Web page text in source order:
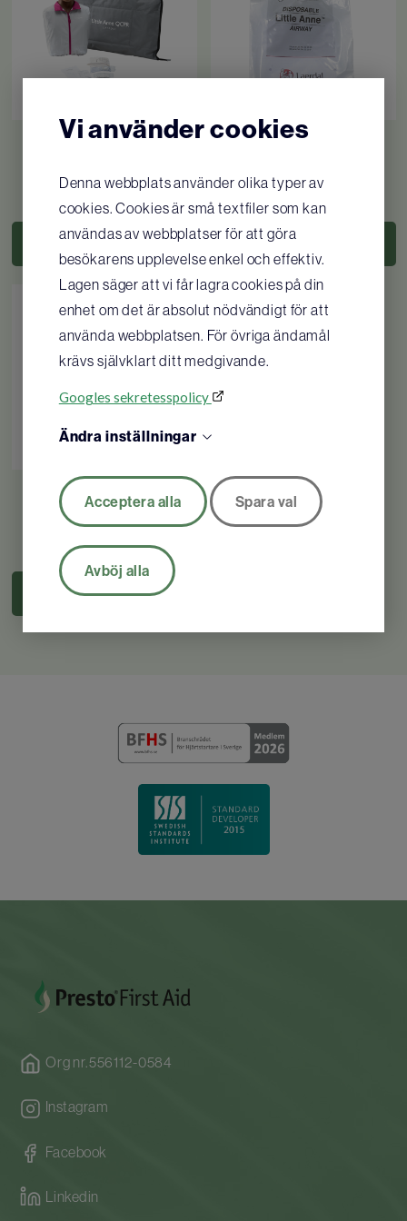
Vi använder cookies
Denna webbplats använder olika typer av
cookies. Cookies är små textfiler som kan
användas av webbplatser för att göra
besökarens upplevelse enkel och effektiv.
Lagen säger att vi får lagra cookies på din
enhet om det är absolut nödvändigt för att
använda webbplatsen. För övriga ändamål
krävs självklart ditt medgivande.
Googles sekretesspolicy
Ändra inställningar
Acceptera alla Spara val
Avböj alla
ger bättre resultat.
HLR-återkoppling i realtid
Med Little Anne QCPR kan en instruktör att
med appen Little Anne QCPR Instructor. Appen
och tydliggör vilka som kan behöva ytterligare
vägledning.
Instruktören och eleven kan direkt se att man ger
tillräckligt djupa bröstkompressioner, håller rätt
kompressionstakt och hur väl man gör
inblåsningar.
Intelligent poängsättning och handledning
Ge alla elever tips för prestationer och
förbättringar med intelligent
sig från "godkänd" till perfektion.
QCPR-tävling
Avsluta alla övningssessioner med en rolig och
pretentionslös QCPR-tävling. Eleverna får prova
på hur det är att utföra HLR under press när
klicksanslutning. Inbyggda vägledningar och
instruktionsvideor.
Appen QCPR Instructor(Tillgänglig på iOS och
Resultatsammanställning med poäng och tips
på förbättring.
Återkoppling i realtid till kursdeltagare.
Android)
Den här appen kan elever använda vid träning på
Little Anne QCPR mörk
4 325 SEK/ st
KÖP
Little Anne Lungor 24 st
1 238SEK
KÖP
SimPad Plus med
Skillreporter
32 749SEK/ st
KÖP
Org nr.556112-0584
Instagram
Facebook
Linkedin